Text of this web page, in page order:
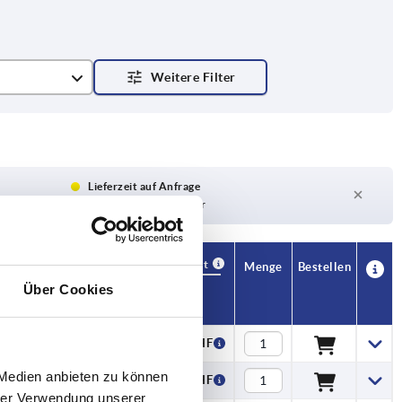
Über Cookies
anbieten zu können
Verwendung unserer
Lieferzeit auf Anfrage
Derzeit nicht auf Lager
SW
CAD
Verfügbarkeit
Menge Bestellen
0,86 CHF
3 0,92 CHF